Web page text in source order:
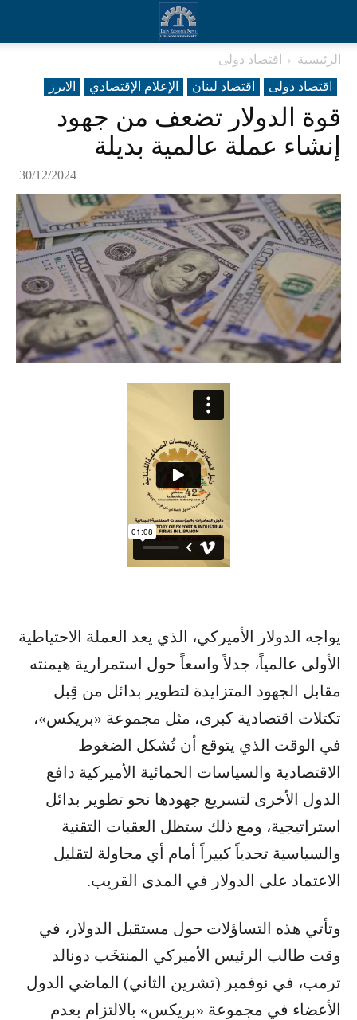
الرئيسية
اقتصاد دولی
اقتصاد دولی
اقتصاد لبنان الإعلام الإقتصادي الابرز
قوة الدولار تضعف من جهود
إنشاء عملة عالمية بديلة
30/12/2024
يواجه الدولار الأميركي، الذي يعد العملة الاحتياطية
الأولى عالمياً، جدلاً واسعاً حول استمرارية هيمنته
مقابل الجهود المتزايدة لتطوير بدائل من قِبل
تكتلات اقتصادية كبرى، مثل مجموعة «بريكس»،
في الوقت الذي يتوقع أن تُشكل الضغوط
الاقتصادية والسياسات الحمائية الأميركية دافع
الدول الأخرى لتسريع جهودها نحو تطوير بدائل
استراتيجية، ومع ذلك ستظل العقبات التقنية
والسياسية تحدياً كبيراً أمام أي محاولة لتقليل
الاعتماد على الدولار في المدى القريب.
وتأتي هذه التساؤلات حول مستقبل الدولار، في
وقت طالب الرئيس الأميركي المنتخَب دونالد
ترمب، في نوفمبر (تشرين الثاني) الماضي الدول
الأعضاء في مجموعة «بريكس» بالالتزام بعدم